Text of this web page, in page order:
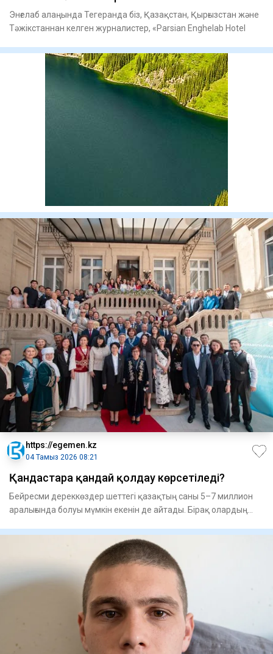
Энғелаб алаңында Тегеранда біз, Қазақстан, Қырғызстан және
Тәжікстаннан келген журналис­тер, «Parsian Enghelab Hotel
https://egemen.kz
04 Тамыз 2026 08:21
Қандастарға қандай қолдау көрсетіледі?
Бейресми дереккөздер шеттегі қазақтың саны 5–7 миллион
ара­лығында болуы мүмкін екенін де айтады. Бірақ олардың